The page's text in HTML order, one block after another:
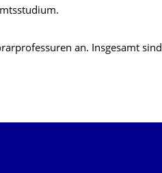
an. Insgesamt sind